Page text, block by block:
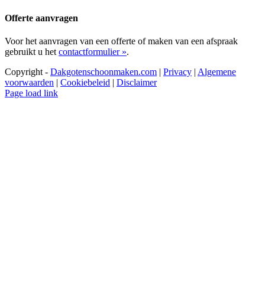
Offerte aanvragen
Voor het aanvragen van een offerte of maken van een afspraak
gebruikt u het contactformulier ».
Copyright - Dakgotenschoonmaken.com | Privacy | Algemene
voorwaarden | Cookiebeleid | Disclaimer
Page load link